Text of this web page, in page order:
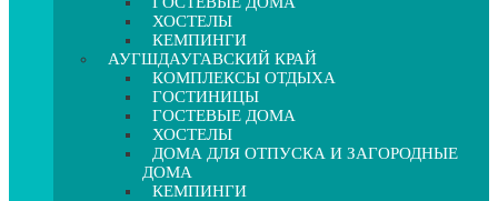
ХОСТЕЛЫ
КЕМПИНГИ
АУГШДАУГАВСКИЙ КРАЙ
КОМПЛЕКСЫ ОТДЫХА
ГОСТИНИЦЫ
ГОСТЕВЫЕ ДОМА
ХОСТЕЛЫ
ДОМА ДЛЯ ОТПУСКА И ЗАГОРОДНЫЕ
ДОМА
КЕМПИНГИ